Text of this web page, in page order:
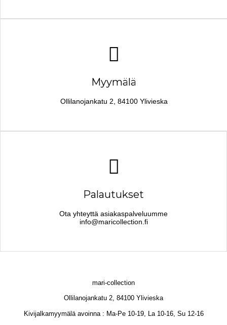
Myymälä
Ollilanojankatu 2, 84100 Ylivieska
Palautukset
Ota yhteyttä asiakaspalveluumme
info@maricollection.fi
mari-collection
Ollilanojankatu 2, 84100 Ylivieska
Kivijalkamyymälä avoinna : Ma-Pe 10-19, La 10-16, Su 12-16